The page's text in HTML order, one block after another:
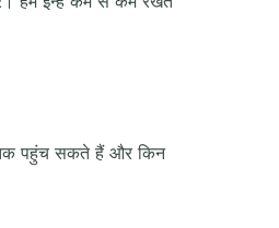
तक पहुंच सकते हैं और किन